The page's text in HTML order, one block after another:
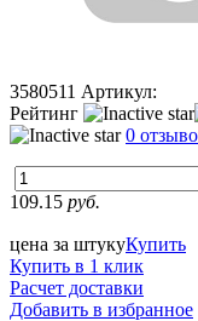
3580511 Артикул:
Рейтинг
0
109.15 руб.
цена за штукуКупить
Купить в 1 клик
Расчет доставки
Добавить в избранное